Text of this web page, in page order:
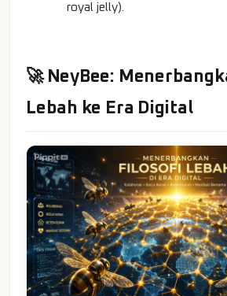
royal jelly).
🚀 NeyBee:
Lebah ke Era Digital